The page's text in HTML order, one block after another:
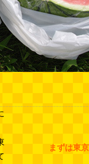
まずは東